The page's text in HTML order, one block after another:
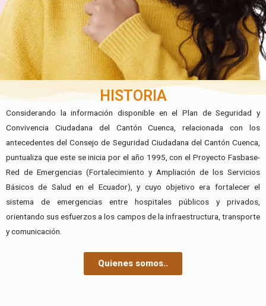
HISTORIA
Considerando la información disponible en el Plan de Seguridad y
Convivencia Ciudadana del Cantón Cuenca, relacionada con los
antecedentes del Consejo de Seguridad Ciudadana del Cantón Cuenca,
puntualiza que este se inicia por el año 1995, con el Proyecto Fasbase-
Red de Emergencias (Fortalecimiento y Ampliación de los Servicios
Básicos de Salud en el Ecuador), y cuyo objetivo era fortalecer el
sistema de emergencias entre hospitales públicos y privados,
orientando sus esfuerzos a los campos de la infraestructura, transporte
y comunicación.
Quienes somos..